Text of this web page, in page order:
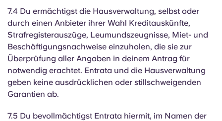
7.4 Du ermächtigst die Hausverwaltung, selbst oder
durch einen Anbieter ihrer Wahl Kreditauskünfte,
Strafregisterauszüge, Leumundszeugnisse, Miet- und
Beschäftigungsnachweise einzuholen, die sie zur
Überprüfung aller Angaben in deinem Antrag für
notwendig erachtet. Entrata und die Hausverwaltung
geben keine ausdrücklichen oder stillschweigenden
Garantien ab.
7.5 Du bevollmächtigst Entrata hiermit, im Namen der